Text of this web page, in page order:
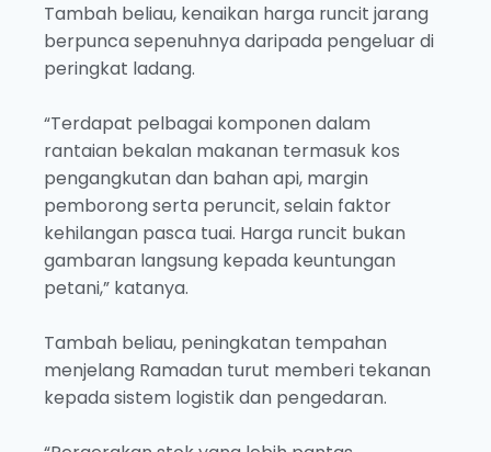
Tambah beliau, kenaikan harga runcit jarang
berpunca sepenuhnya daripada pengeluar di
peringkat ladang.
“Terdapat pelbagai komponen dalam
rantaian bekalan makanan termasuk kos
pengangkutan dan bahan api, margin
pemborong serta peruncit, selain faktor
kehilangan pasca tuai. Harga runcit bukan
gambaran langsung kepada keuntungan
petani,” katanya.
Tambah beliau, peningkatan tempahan
menjelang Ramadan turut memberi tekanan
kepada sistem logistik dan pengedaran.